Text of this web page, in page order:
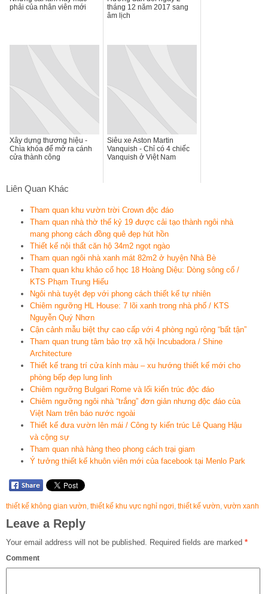
phải của nhân viên mới
tháng 12 năm 2017 sang
âm lịch
Xây dựng thương hiệu -
Chìa khóa để mở ra cánh
cửa thành công
Siêu xe Aston Martin
Vanquish - Chỉ có 4 chiếc
Vanquish ở Việt Nam
Liên Quan Khác
Tham quan khu vườn trời Crown độc đáo
Tham quan nhà thờ thế kỷ 19 được cải tạo thành ngôi nhà
mang phong cách đồng quê đẹp hút hồn
Thiết kế nội thất căn hộ 34m2 ngọt ngào
Tham quan ngôi nhà xanh mát 82m2 ở huyện Nhà Bè
Tham quan khu khảo cổ học 18 Hoàng Diệu: Dòng sông cổ /
KTS Phạm Trung Hiếu
Ngôi nhà tuyệt đẹp với phong cách thiết kế tự nhiên
Chiêm ngưỡng HL House: 7 lõi xanh trong nhà phố / KTS
Nguyễn Quý Nhơn
Cận cảnh mẫu biệt thự cao cấp với 4 phòng ngủ rộng “bất tận”
Tham quan trung tâm bảo trợ xã hội Incubadora / Shine
Architecture
Thiết kế trang trí cửa kính màu – xu hướng thiết kế mới cho
phòng bếp đẹp lung linh
Chiêm ngưỡng Bulgari Rome và lối kiến trúc độc đáo
Chiêm ngưỡng ngôi nhà “trắng” đơn giản nhưng độc đáo của
Việt Nam trên báo nước ngoài
Thiết kế đưa vườn lên mái / Công ty kiến trúc Lê Quang Hậu
và cộng sự
Tham quan nhà hàng theo phong cách trại giam
Ý tưởng thiết kế khuôn viên mới của facebook tại Menlo Park
thiết kế không gian vườn, thiết kế khu vực nghỉ ngơi, thiết kế vườn, vườn xanh
Leave a Reply
Your email address will not be published. Required fields are marked *
Comment